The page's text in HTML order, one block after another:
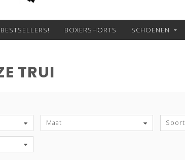
BESTSELLERS! BOXERSHORTS SCHOENEN
TRUI
Maat